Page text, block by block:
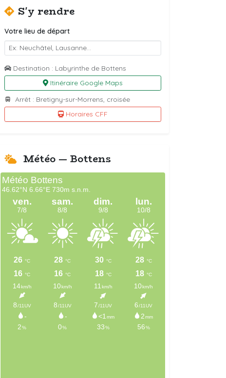
S'y rendre
Votre lieu de départ
Destination : Labyrinthe de Bottens
Itinéraire Google Maps
Arrêt : Bretigny-sur-Morrens, croisée
Horaires CFF
Météo — Bottens